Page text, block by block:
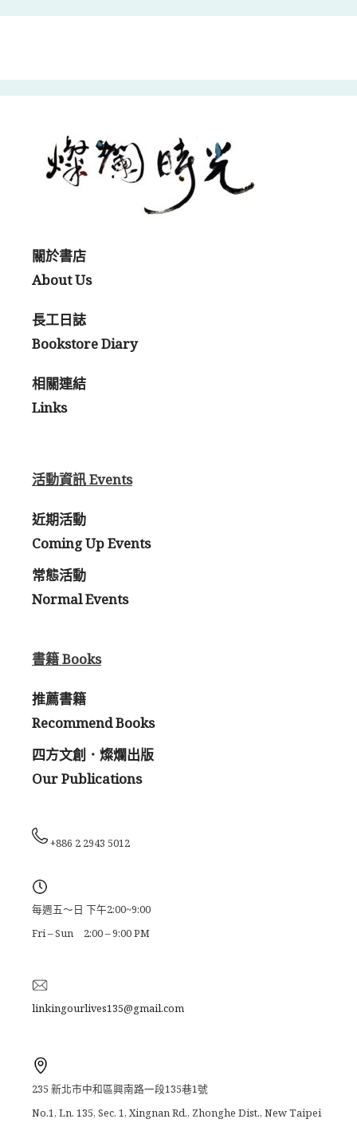
關於書店
About Us
長工日誌
Bookstore Diary
相關連結
Links
活動資訊 Events
近期活動
Coming Up Events
常態活動
Normal Events
書籍 Books
推薦書籍
Recommend Books
四方文創．燦爛出版
Our Publications
+886 2 2943 5012
每週五～日 下午2:00~9:00
Fri – Sun 2:00 – 9:00 PM
linkingourlives135@gmail.com
235 新北市中和區興南路一段135巷1號
No.1, Ln. 135, Sec. 1, Xingnan Rd., Zhonghe Dist., New Taipei